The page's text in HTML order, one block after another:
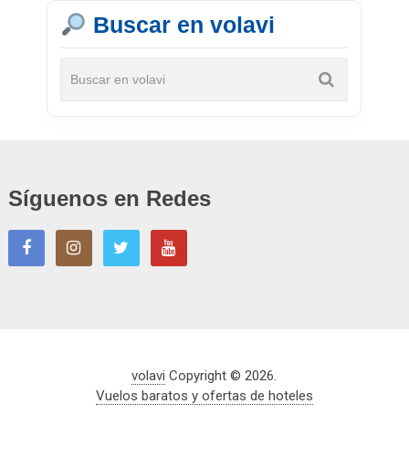
Buscar en volavi
Síguenos en Redes
volavi Copyright © 2026.
Vuelos baratos y ofertas de hoteles